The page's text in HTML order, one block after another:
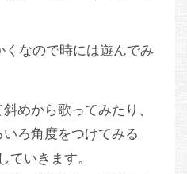
くなので時には遊んでみ
めから歌ってみたり、
ろ角度をつけてみる
ていきます。